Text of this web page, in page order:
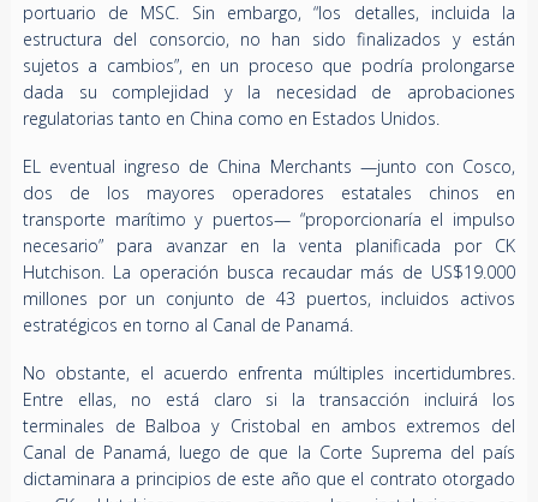
portuario de MSC. Sin embargo, “los detalles, incluida la
estructura del consorcio, no han sido finalizados y están
sujetos a cambios”, en un proceso que podría prolongarse
dada su complejidad y la necesidad de aprobaciones
regulatorias tanto en China como en Estados Unidos.
EL eventual ingreso de China Merchants —junto con Cosco,
dos de los mayores operadores estatales chinos en
transporte marítimo y puertos— “proporcionaría el impulso
necesario” para avanzar en la venta planificada por CK
Hutchison. La operación busca recaudar más de US$19.000
millones por un conjunto de 43 puertos, incluidos activos
estratégicos en torno al Canal de Panamá.
No obstante, el acuerdo enfrenta múltiples incertidumbres.
Entre ellas, no está claro si la transacción incluirá los
terminales de Balboa y Cristobal en ambos extremos del
Canal de Panamá, luego de que la Corte Suprema del país
dictaminara a principios de este año que el contrato otorgado